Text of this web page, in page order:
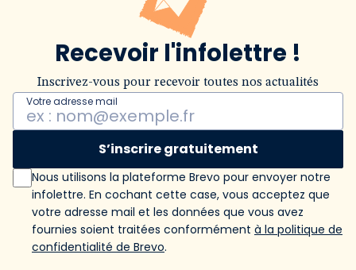
Recevoir l'infolettre !
Inscrivez-vous pour recevoir toutes nos actualités
Votre adresse mail
S’inscrire gratuitement
Nous utilisons la plateforme Brevo pour envoyer notre
infolettre. En cochant cette case, vous acceptez que
votre adresse mail et les données que vous avez
fournies soient traitées conformément à la politique de
confidentialité de Brevo.